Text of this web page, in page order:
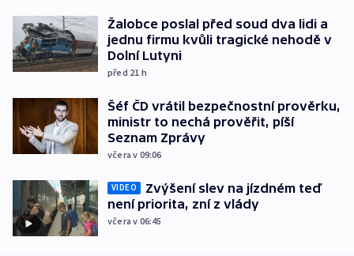
Žalobce poslal před soud dva lidi a
jednu firmu kvůli tragické nehodě v
Dolní Lutyni
před 21 h
Šéf ČD vrátil bezpečnostní prověrku,
ministr to nechá prověřit, píší
Seznam Zprávy
včera v 09:06
VIDEO
Zvýšení slev na jízdném teď
není priorita, zní z vlády
včera v 06:45